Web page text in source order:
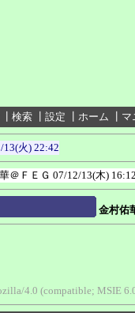
検索 設定 ホーム マ
13(火) 22:42
＠ＦＥＧ 07/12/13(木) 16:12
金村佑
4.0 (compatible; MSIE